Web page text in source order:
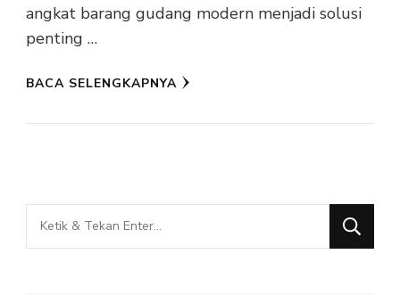
angkat barang gudang modern menjadi solusi
penting …
BACA SELENGKAPNYA
Mencari
Sesuatu?